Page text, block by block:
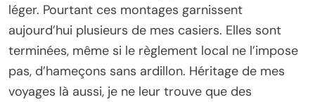
léger. Pourtant ces montages garnissent
aujourd’hui plusieurs de mes casiers. Elles sont
terminées, même si le règlement local ne l’impose
pas, d’hameçons sans ardillon. Héritage de mes
voyages là aussi, je ne leur trouve que des